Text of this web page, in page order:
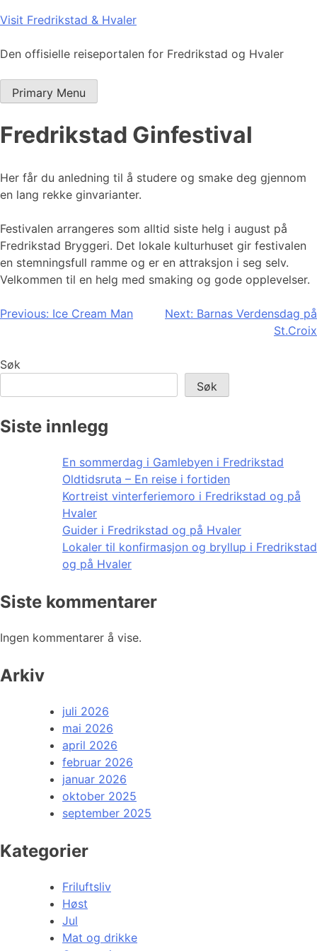
Skip
content
Visit Fredrikstad & Hvaler
Den offisielle reiseportalen for Fredrikstad og Hvaler
Primary Menu
Fredrikstad Ginfestival
Her får du anledning til å studere og smake deg gjennom
en lang rekke ginvarianter.
Festivalen arrangeres som alltid siste helg i august på
Fredrikstad Bryggeri. Det lokale kulturhuset gir festivalen
en stemningsfull ramme og er en attraksjon i seg selv.
Velkommen til en helg med smaking og gode opplevelser.
Innleggsnavigasjon
Previous: Ice Cream Man Next: Barnas Verdensdag på
St.Croix
Søk
Søk
Siste innlegg
En sommerdag i Gamlebyen i Fredrikstad
Oldtidsruta – En reise i fortiden
Kortreist vinterferiemoro i Fredrikstad og på
Hvaler
Guider i Fredrikstad og på Hvaler
Lokaler til konfirmasjon og bryllup i Fredrikstad
og på Hvaler
Siste kommentarer
Ingen kommentarer å vise.
Arkiv
juli 2026
mai 2026
april 2026
februar 2026
januar 2026
oktober 2025
september 2025
Kategorier
Friluftsliv
Høst
Jul
Mat og drikke